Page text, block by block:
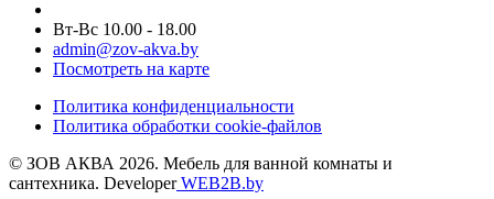
Вт-Вс 10.00 - 18.00
admin@zov-akva.by
Посмотреть на карте
Политика конфиденциальности
Политика обработки cookie-файлов
© ЗОВ АКВА 2026. Мебель для ванной комнаты и
сантехника. DeveloperWEB2B.by